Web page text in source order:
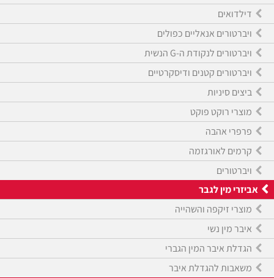
דילדואים
ויברטורים אנאליים כפולים
ויברטורים לנקודת ה-G הנשית
ויברטורים קטנים ודיסקרטיים
ביצים סיניות
מוצרי רוקט פוקט
פרפרי אהבה
קרמים לאורגזמה
ויברטורים
אביזרי מין לגבר
מוצרי זיקפה והשהייה
איבר מין נשי
הגדלת איבר המין הגברי
משאבות להגדלת איבר